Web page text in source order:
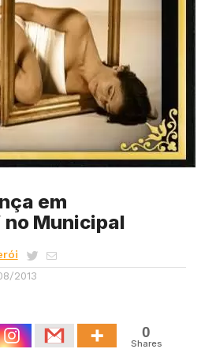
em
Municipal
2013
0
Shares